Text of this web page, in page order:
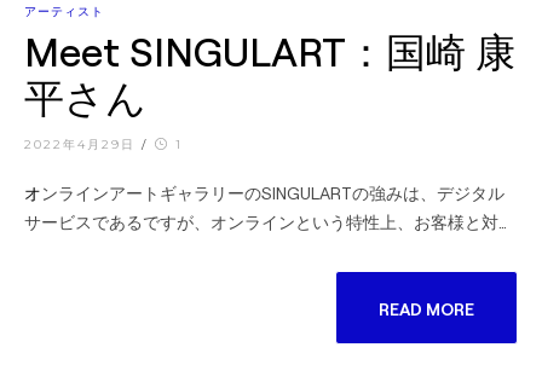
アーティスト
Meet SINGULART：国崎 康
平さん
2022年4月29日 / 1
オンラインアートギャラリーのSINGULARTの強みは、デジタル
サービスであるですが、オンラインという特性上、お客様と対…
READ MORE